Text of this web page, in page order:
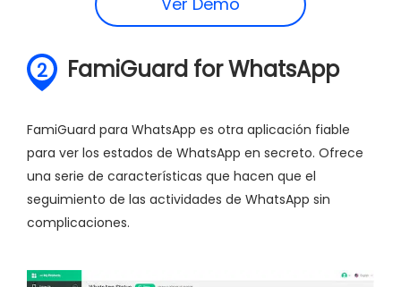
2 FamiGuard for WhatsApp
FamiGuard para WhatsApp es otra aplicación fiable
para ver los estados de WhatsApp en secreto. Ofrece
una serie de características que hacen que el
seguimiento de las actividades de WhatsApp sin
complicaciones.